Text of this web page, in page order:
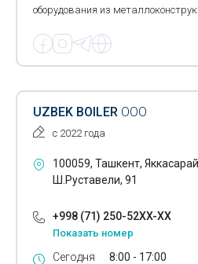
оборудования из
UZBEK BOILER ООО
с 2022 года
100059, Ташкент,
Ш.Руставели, 91
+998 (71) 250-52XX-XX
Показать номер
Сегодня
8:00 - 17:00